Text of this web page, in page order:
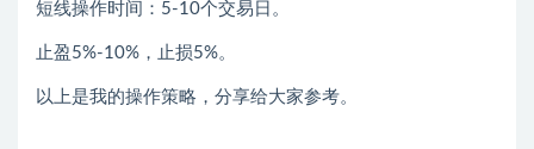
短线操作时间：5-10个交易日。
止盈5%-10%，止损5%。
以上是我的操作策略，分享给大家参考。